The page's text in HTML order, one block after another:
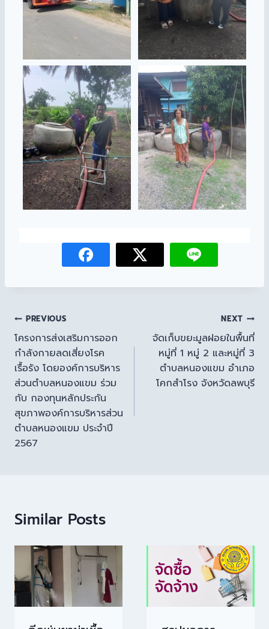
PREVIOUS
โครงการส่งเสริมการออก
กำลังกายลดเสี่ยงโรค
เรื้อรัง โดยองค์การบริหาร
ส่วนตำบลหนองแขม ร่วม
กับ กองทุนหลักประกัน
สุขภาพองค์การบริหารส่วน
ตำบลหนองแขม ประจำปี
2567
NEXT
จัดเก็บขยะมูลฝอยในพื้นที่
หมู่ที่ 1 หมู่ 2 และหมู่ที่ 3
ตำบลหนองแขม อำเภอ
โคกสำโรง จังหวัดลพบุรี
Similar Posts